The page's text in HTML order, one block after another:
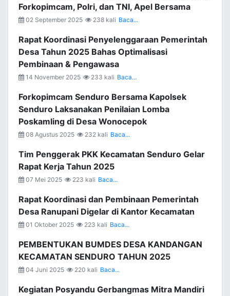
Forkopimcam, Polri, dan TNI, Apel Bersama
02 September 2025 238 kali Baca...
Rapat Koordinasi Penyelenggaraan Pemerintah
Desa Tahun 2025 Bahas Optimalisasi
Pembinaan & Pengawasa
14 November 2025 233 kali Baca...
Forkopimcam Senduro Bersama Kapolsek
Senduro Laksanakan Penilaian Lomba
Poskamling di Desa Wonocepok
08 Agustus 2025 232 kali Baca...
Tim Penggerak PKK Kecamatan Senduro Gelar
Rapat Kerja Tahun 2025
07 Mei 2025 223 kali Baca...
Rapat Koordinasi dan Pembinaan Pemerintah
Desa Ranupani Digelar di Kantor Kecamatan
01 Oktober 2025 223 kali Baca...
PEMBENTUKAN BUMDES DESA KANDANGAN
KECAMATAN SENDURO TAHUN 2025
04 Juni 2025 220 kali Baca...
Kegiatan Posyandu Gerbangmas Mitra Mandiri